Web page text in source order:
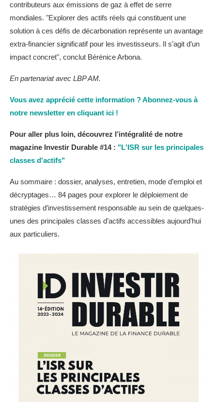
contributeurs aux émissions de gaz à effet de serre
mondiales. "Explorer des actifs réels qui constituent une
solution à ces défis de décarbonation représente un avantage
extra-financier significatif pour les investisseurs. Il s’agit d’un
impact concret", conclut Bérénice Arbona.
En partenariat avec LBP AM.
Vous avez apprécié cette information ? Abonnez-vous à
notre newsletter en cliquant ici !
Pour aller plus loin, découvrez l’intégralité de notre
magazine Investir Durable #14 : "L'ISR sur les principales
classes d'actifs"
Au sommaire : dossier, analyses, entretien, mode d’emploi et
décryptages… 84 pages pour explorer le déploiement de
stratégies d’investissement responsable au sein de quelques-
unes des principales classes d’actifs accessibles aujourd'hui
aux particuliers.